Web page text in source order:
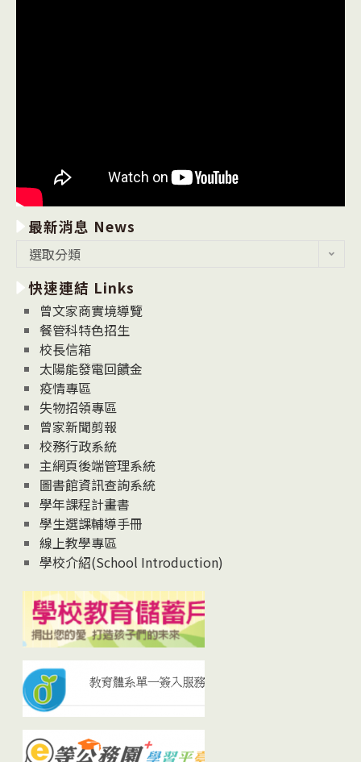
最新消息 News
消
息
News
選取分類
快速連結 Links
曾文家商實境導覽
餐管科特色招生
校長信箱
太陽能發電回饋金
疫情專區
失物招領專區
曾家新聞剪報
校務行政系統
主網頁後端管理系統
圖書館資訊查詢系統
學年課程計畫書
學生選課輔導手冊
線上教學專區
學校介紹(School Introduction)